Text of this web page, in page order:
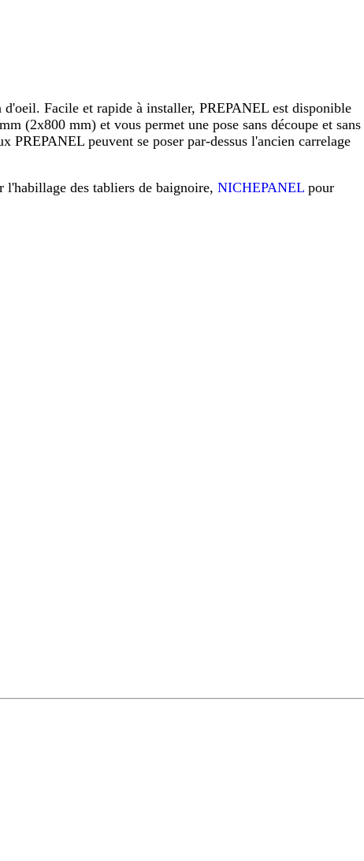
Facile et rapide à installer, PREPANEL est disponible
(2x800 mm) et vous permet une pose sans découpe et sans
PREPANEL peuvent se poser par-dessus l'ancien carrelage
l'habillage des tabliers de baignoire, NICHEPANEL pour